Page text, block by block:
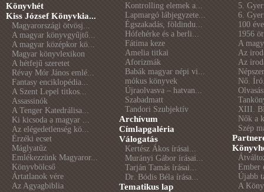
Könyvhét
Kiss József Könyvkia...
Magyarországi ötvösj...
A magyar könyvgyűjtő...
A magyar középkor kö...
Magyar könyvlexikon
A hétfejű szeretet
Révay Mór János emlé...
Fantasy enciklopédia...
A Szent Lepel titkos...
Assassinók
A Tenger Katedrálisa...
Ki kicsoda a magyar ...
Az elégedetlenség kö...
Érzéki ecset
Máglyatűz
Emlékezzünk Magyaror...
Könyvbölcső
Ártatlanok vére
Az Agyagbiblia
Kontrolling elemek a...
Lapmargó lábjegyzete...
Égszakadás, földindu...
Hófehérke és a berli...
Fátima keze
Amelia titkai
Aforizmák
Babák magyar népi vi...
mókus könyvek
Újraolvasva – hatvan...
Szabadmatt
Tandori Szubjektív
Archívum
Címlapgaléria
Válogatás
Kertész Ákos írásai...
Murányi Gábor írásai...
Tarján Tamás írásai...
Dr. Bódis Béla írása...
Tematikus lap
5.
6.
100
1956
A
Az
Az
Nő.
XIII.
Nők a
Szép
Ember
Újabb
A